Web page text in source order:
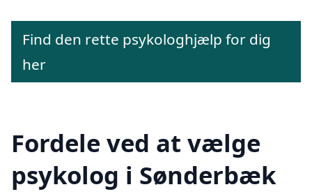
Find den rette psykologhjælp for dig
her
Fordele ved at vælge
psykolog i Sønderbæk